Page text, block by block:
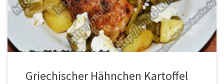
die Zwiebeln in Ringe schneiden dann die Schenkel halbieren und
einstechen. Kartoffeln in eine Schüssel geben und mit dem
Olivenöl, den […]
Griechischer Hähnchen Kartoffel